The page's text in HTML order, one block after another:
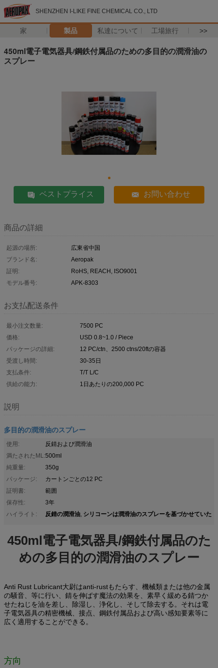
SHENZHEN I-LIKE FINE CHEMICAL CO., LTD
家 製品 私達について 工場旅行 >>
450ml電子電気器具/鋼鉄付属品のための多目的の潤滑油の
スプレー
ベストプライス お問い合わせ
商品の詳細
起源の場所:
広東省中国
ブランド名:
Aeropak
証明:
RoHS, REACH, ISO9001
モデル番号:
APK-8303
お支払配送条件
最小注文数量:
7500 PC
価格:
USD 0.8~1.0 / Piece
パッケージの詳細:
12 PC/ctn、2500 ctns/20ftの容器
受渡し時間:
30-35日
支払条件:
T/T L/C
供給の能力:
1日あたりの200,000 PC
説明
多目的の潤滑油のスプレー
使用:
反錆および潤滑油
満たされたML:500ml
純重量:
350g
パッケージ:
カートンごとの12 PC
証明書:
範囲
保存性:
3年
ハイライト:
反錆の潤滑油, シリコーンは潤滑油のスプレーを基づかせていた
450ml電子電気器具/鋼鉄付属品のた
めの多目的の潤滑油のスプレー
Anti Rust Lubricant大尉はanti-rustもたらす、機械類または他の金属
の騒音、等に行い、錆を伸ばす魔法の効果を、素早く緩める錆つか
せたねじを油を差し、除湿し、浄化し、そして除去する。それは電
子電気器具の精密機械、接点、鋼鉄付属品および高い感知要素等に
広く適用することができる。
方向